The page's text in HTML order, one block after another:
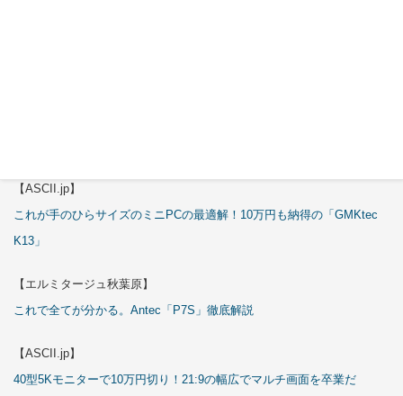
【ASCII.jp】
これが手のひらサイズのミニPCの最適解！10万円も納得の「GMKtec
K13」
【エルミタージュ秋葉原】
これで全てが分かる。Antec「P7S」徹底解説
【ASCII.jp】
40型5Kモニターで10万円切り！21:9の幅広でマルチ画面を卒業だ